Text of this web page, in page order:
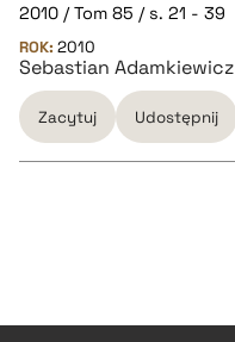
2010 / Tom 85 / s. 21 - 39
ROK: 2010
Sebastian Adamkiewicz
Zacytuj Udostępnij